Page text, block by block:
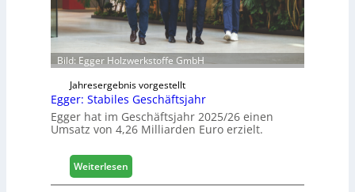
f
n
e
t
L
i
t
k
Bild: Egger Holzwerkstoffe GmbH
Jahresergebnis vorgestellt
Egger: Stabiles Geschäftsjahr
Egger hat im Geschäftsjahr 2025/26 einen
Umsatz von 4,26 Milliarden Euro erzielt.
Weiterlesen
E